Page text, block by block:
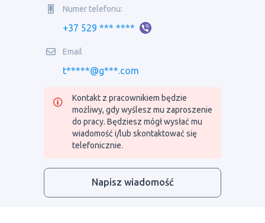
Numer telefonu:
+37 529 *** ****
Email
t*****@g***.com
Kontakt z pracownikiem będzie
możliwy, gdy wyślesz mu zaproszenie
do pracy. Będziesz mógł wysłać mu
wiadomość i/lub skontaktować się
telefonicznie.
Napisz wiadomość